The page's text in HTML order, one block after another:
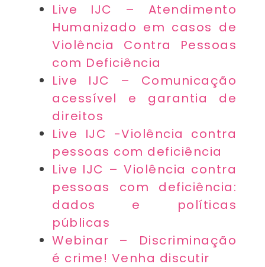
Live IJC – Atendimento
Humanizado em casos de
Violência Contra Pessoas
com Deficiência
Live IJC – Comunicação
acessível e garantia de
direitos
Live IJC -Violência contra
pessoas com deficiência
Live IJC – Violência contra
pessoas com deficiência:
dados e políticas
públicas
Webinar – Discriminação
é crime! Venha discutir